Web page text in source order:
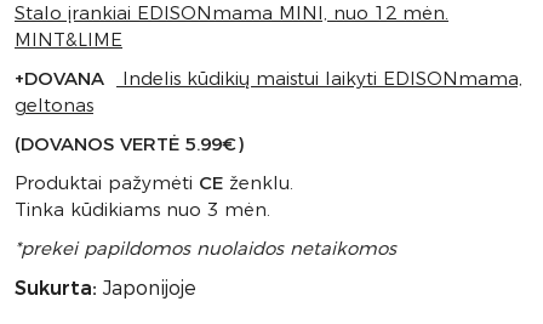
Stalo įrankiai EDISONmama MINI, nuo 12 mėn.
MINT&LIME
+DOVANA
Indelis kūdikių maistui laikyti EDISONmama,
geltonas
(DOVANOS VERTĖ 5.99€)
Produktai pažymėti CE ženklu.
Tinka kūdikiams nuo 3 mėn.
*prekei papildomos nuolaidos netaikomos
Sukurta: Japonijoje